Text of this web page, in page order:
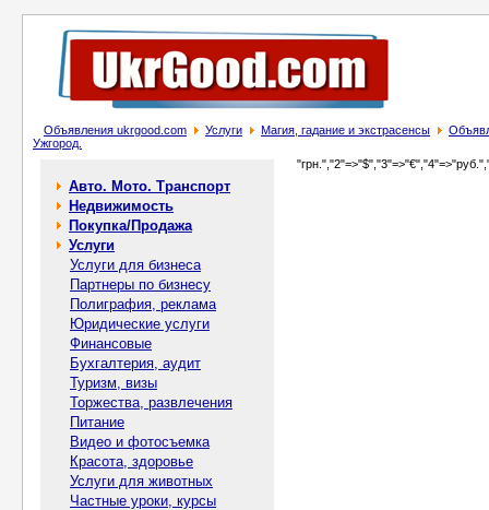
Объявления ukrgood.com Услуги Магия, гадание и экстрасенсы
Ужгород.
Авто. Мото. Транспорт
Недвижимость
Покупка/Продажа
Услуги
Услуги для бизнеса
Партнеры по бизнесу
Полиграфия, реклама
Юридические услуги
Финансовые
Бухгалтерия, аудит
Туризм, визы
Торжества, развлечения
Питание
Видео и фотосъемка
Красота, здоровье
Услуги для животных
Частные уроки, курсы